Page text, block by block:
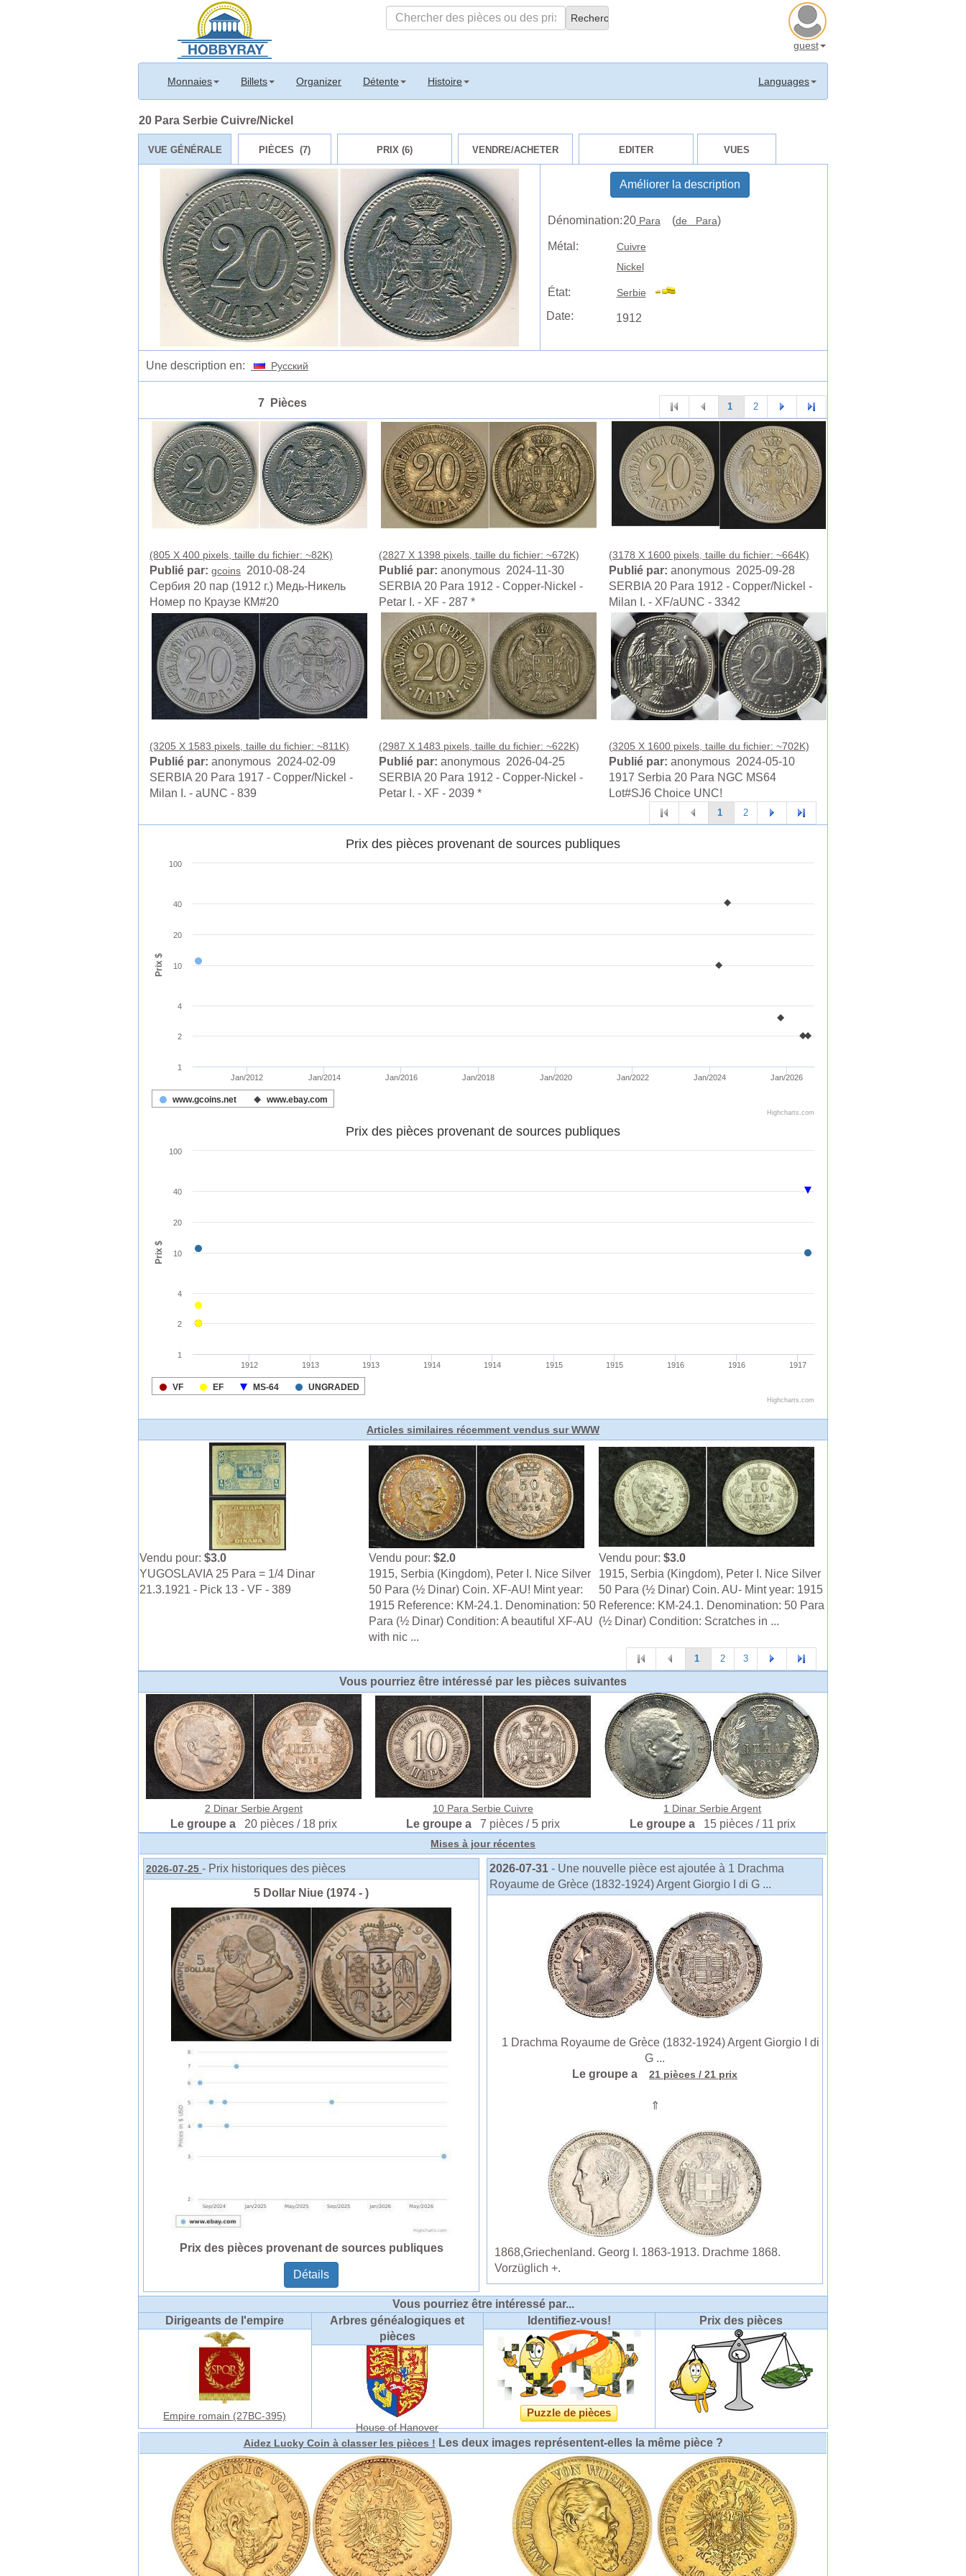
guest
Monnaies Billets Organizer Détente Histoire Languages
20 Para Serbie Cuivre/Nickel
VUE GÉNÉRALE PIÈCES (7) PRIX (6) VENDRE/ACHETER EDITER VUES
Améliorer la description
Dénomination:20Para (de Para)
Métal:
Cuivre
Nickel
État: Serbie
Date: 1912
Une description en: Русский
7 Pièces 1 2
(805 X 400 pixels, taille du fichier: ~82K)
Publié par: gcoins 2010-08-24
Сербия 20 пар (1912 г.) Медь-Никель
Номер по Краузе КМ#20
(2827 X 1398 pixels, taille du fichier: ~672K)
Publié par: anonymous 2024-11-30
SERBIA 20 Para 1912 - Copper-Nickel -
Petar I. - XF - 287 *
(3178 X 1600 pixels, taille du fichier: ~664K)
Publié par: anonymous 2025-09-28
SERBIA 20 Para 1912 - Copper/Nickel -
Milan I. - XF/aUNC - 3342
(3205 X 1583 pixels, taille du fichier: ~811K)
Publié par: anonymous 2024-02-09
SERBIA 20 Para 1917 - Copper/Nickel -
Milan I. - aUNC - 839
(2987 X 1483 pixels, taille du fichier: ~622K)
Publié par: anonymous 2026-04-25
SERBIA 20 Para 1912 - Copper-Nickel -
Petar I. - XF - 2039 *
(3205 X 1600 pixels, taille du fichier: ~702K)
Publié par: anonymous 2024-05-10
1917 Serbia 20 Para NGC MS64
Lot#SJ6 Choice UNC!
1 2
Articles similaires récemment vendus sur WWW
Vendu pour: $3.0
YUGOSLAVIA 25 Para = 1/4 Dinar
21.3.1921 - Pick 13 - VF - 389
Vendu pour:$2.0
1915, Serbia (Kingdom), Peter I. Nice Silver
50 Para (½ Dinar) Coin. XF-AU! Mint year:
1915 Reference: KM-24.1. Denomination: 50
Para (½ Dinar) Condition: A beautiful XF-AU
with nic ...
Vendu pour: $3.0
1915, Serbia (Kingdom), Peter I. Nice Silver
50 Para (½ Dinar) Coin. AU- Mint year: 1915
Reference: KM-24.1. Denomination: 50 Para
(½ Dinar) Condition: Scratches in ...
1 2 3
Vous pourriez être intéressé par les pièces suivantes
2 Dinar Serbie Argent
Le groupe a 20 pièces / 18 prix
10 Para Serbie Cuivre
Le groupe a 7 pièces / 5 prix
1 Dinar Serbie Argent
Le groupe a 15 pièces / 11 prix
Mises à jour récentes
2026-07-25 - Prix historiques des pièces
5 Dollar Niue (1974 - )
Prix des pièces provenant de sources publiques
Détails
2026-07-31 - Une nouvelle pièce est ajoutée à 1 Drachma
Royaume de Grèce (1832-1924) Argent Giorgio I di G ...
1 Drachma Royaume de Grèce (1832-1924) Argent Giorgio I di
G ...
Le groupe a
21 pièces / 21 prix
⇑
1868,Griechenland. Georg I. 1863-1913. Drachme 1868.
Vorzüglich +.
Vous pourriez être intéressé par...
Dirigeants de l'empire
Empire romain (27BC-395)
Arbres généalogiques et
pièces
House of Hanover
Identifiez-vous!
Puzzle de pièces
Prix des pièces
Aidez Lucky Coin à classer les pièces ! Les deux images représentent-elles la même pièce ?